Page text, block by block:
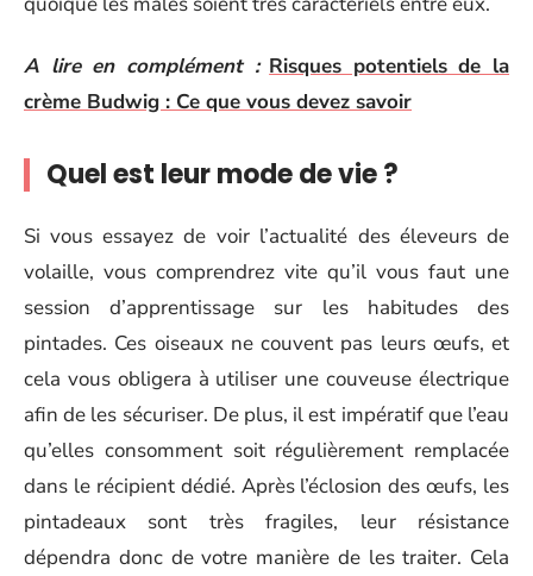
A lire en complément : Risques potentiels de la
crème Budwig : Ce que vous devez savoir
Quel est leur mode de vie ?
Si vous essayez de voir l’actualité des éleveurs de
volaille, vous comprendrez vite qu’il vous faut une
session d’apprentissage sur les habitudes des
pintades. Ces oiseaux ne couvent pas leurs œufs, et
cela vous obligera à utiliser une couveuse électrique
afin de les sécuriser. De plus, il est impératif que l’eau
qu’elles consomment soit régulièrement remplacée
dans le récipient dédié. Après l’éclosion des œufs, les
pintadeaux sont très fragiles, leur résistance
dépendra donc de votre manière de les traiter. Cela